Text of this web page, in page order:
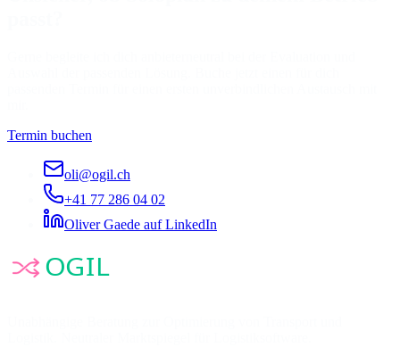
Termin buchen
oli@ogil.ch
+41 77 286 04 02
Oliver Gaede auf LinkedIn